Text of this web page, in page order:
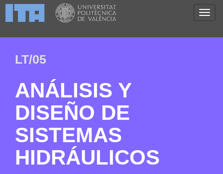
LT/05
ANÁLISIS Y
DISEÑO DE
SISTEMAS
HIDRÁULICOS